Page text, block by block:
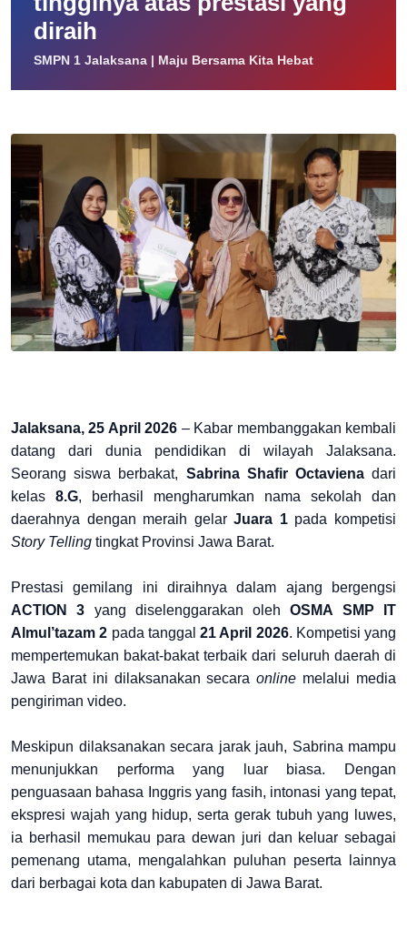
diraih
SMPN 1 Jalaksana | Maju Bersama Kita Hebat
Jalaksana, 25 April 2026 – Kabar membanggakan kembali
datang dari dunia pendidikan di wilayah Jalaksana.
Seorang siswa berbakat, Sabrina Shafir Octavienadari
kelas 8.G, berhasil mengharumkan nama sekolah dan
daerahnya dengan meraih gelarJuara 1pada kompetisi
Story Telling tingkat Provinsi Jawa Barat.
Prestasi gemilang ini diraihnya dalam ajang bergengsi
ACTION 3 yang diselenggarakan olehOSMA SMP IT
Almul’tazam 2 pada tanggal 21 April 2026. Kompetisi yang
mempertemukan bakat-bakat terbaik dari seluruh daerah di
Jawa Barat ini dilaksanakan secaraonline melalui media
pengiriman video.
Meskipun dilaksanakan secara jarak jauh, Sabrina mampu
menunjukkan performa yang luar biasa. Dengan
penguasaan bahasa Inggris yang fasih, intonasi yang tepat,
ekspresi wajah yang hidup, serta gerak tubuh yang luwes,
ia berhasil memukau para dewan juri dan keluar sebagai
pemenang utama, mengalahkan puluhan peserta lainnya
dari berbagai kota dan kabupaten di Jawa Barat.